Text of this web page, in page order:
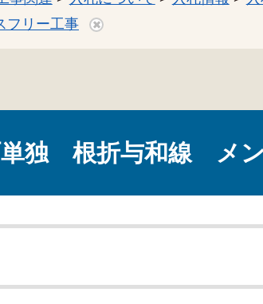
リー工事
独 根折与和線 メン